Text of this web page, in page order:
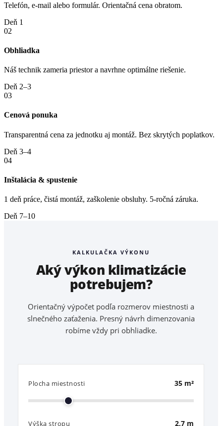
Telefón, e-mail alebo formulár. Orientačná cena obratom.
Deň 1
02
Obhliadka
Náš technik zameria priestor a navrhne optimálne riešenie.
Deň 2–3
03
Cenová ponuka
Transparentná cena za jednotku aj montáž. Bez skrytých poplatkov.
Deň 3–4
04
Inštalácia & spustenie
1 deň práce, čistá montáž, zaškolenie obsluhy. 5-ročná záruka.
Deň 7–10
KALKULAČKA VÝKONU
Aký výkon klimatizácie
potrebujem?
Orientačný výpočet podľa rozmerov miestnosti a
slnečného zaťaženia. Presný návrh dimenzovania
robíme vždy pri obhliadke.
Plocha miestnosti 35 m²
Výška stropu 2,7 m